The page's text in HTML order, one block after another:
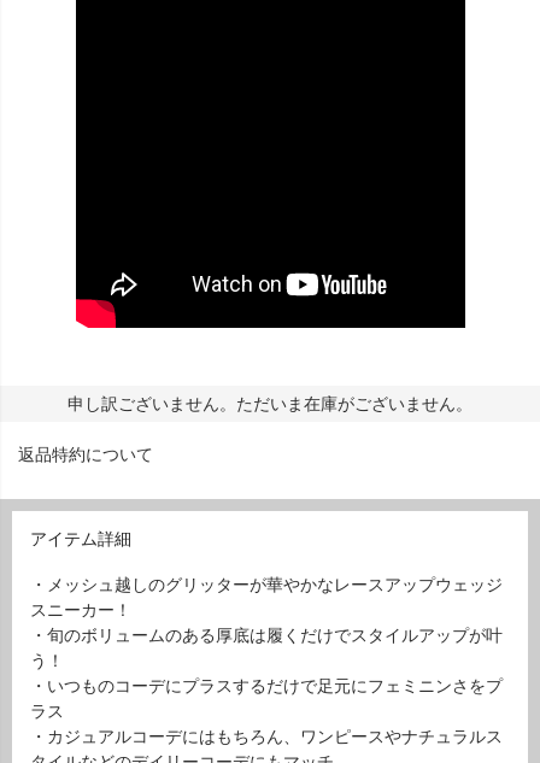
申し訳ございません。ただいま在庫がございません。
返品特約について
アイテム詳細
・メッシュ越しのグリッターが華やかなレースアップウェッジ
スニーカー！
・旬のボリュームのある厚底は履くだけでスタイルアップが叶
う！
・いつものコーデにプラスするだけで足元にフェミニンさをプ
ラス
・カジュアルコーデにはもちろん、ワンピースやナチュラルス